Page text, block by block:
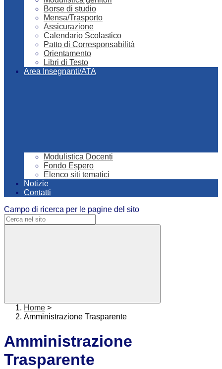
Borse di studio
Mensa/Trasporto
Assicurazione
Calendario Scolastico
Patto di Corresponsabilità
Orientamento
Libri di Testo
Area Insegnanti/ATA
Modulistica Docenti
Fondo Espero
Elenco siti tematici
Notizie
Contatti
Campo di ricerca per le pagine del sito
Home >
Amministrazione Trasparente
Amministrazione
Trasparente